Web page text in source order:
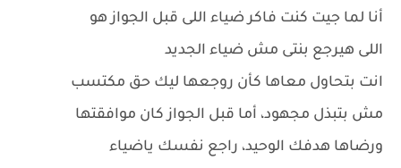
أنا لما جيت كنت فاكر ضياء اللى قبل الجواز هو
اللى هيرجع بنتى مش ضياء الجديد
انت بتحاول معاها كأن روجعها ليك حق مكتسب
مش بتبذل مجهود، أما قبل الجواز كان موافقتها
ورضاها هدفك الوحيد، راجع نفسك ياضياء